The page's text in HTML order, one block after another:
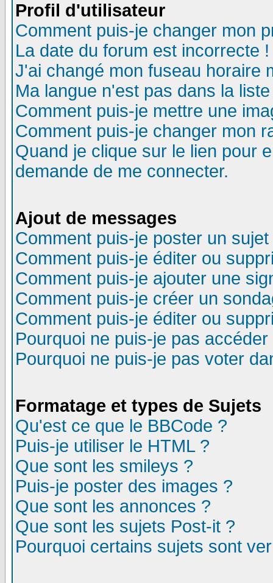
Profil d'utilisateur
Comment puis-je changer mon
La date du forum est incorrecte !
J'ai changé mon fuseau horaire
Ma langue n'est pas dans la
Comment puis-je mettre une
Comment puis-je changer mon
Quand je clique sur le lien pour
demande de me connecter.
Ajout de messages
Comment puis-je poster un
Comment puis-je éditer ou
Comment puis-je ajouter une
Comment puis-je créer un
Comment puis-je éditer ou
Pourquoi ne puis-je pas
Pourquoi ne puis-je pas voter
Formatage et types de Sujets
Qu'est ce que le BBCode ?
Puis-je utiliser le HTML ?
Que sont les smileys ?
Puis-je poster des images ?
Que sont les annonces ?
Que sont les sujets Post-it ?
Pourquoi certains sujets sont